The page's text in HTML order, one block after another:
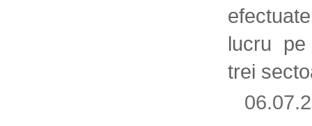
lucru
trei